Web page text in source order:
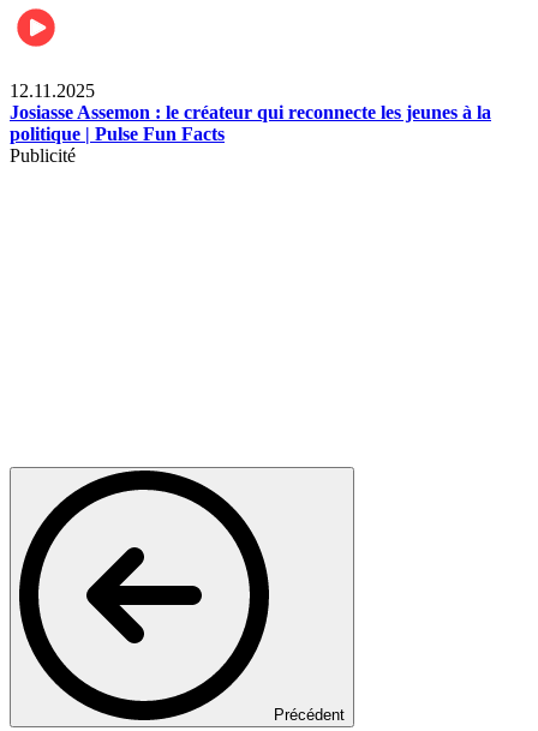
12.11.2025
Josiasse Assemon : le créateur qui reconnecte les jeunes à la
politique | Pulse Fun Facts
Publicité
Précédent